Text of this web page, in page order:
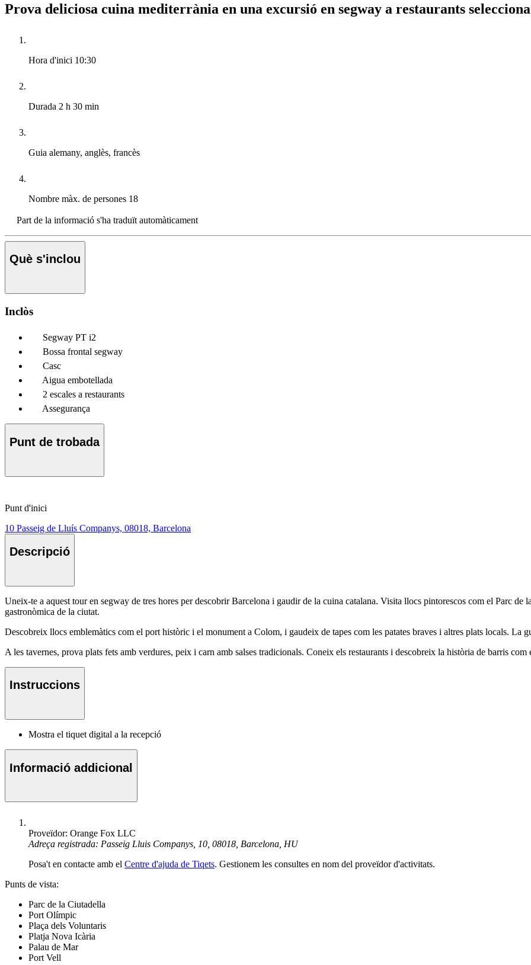
Prova deliciosa cuina mediterrània en una excursió en segway a restaurants
Hora d'inici 10:30
Durada 2 h 30 min
Guia alemany, anglès, francès
Nombre màx. de persones 18
Part de la informació s'ha traduït automàticament
Què s'inclou
Inclòs
Segway PT i2
Bossa frontal segway
Casc
Aigua embotellada
2 escales a restaurants
Assegurança
Punt de trobada
Punt d'inici
10 Passeig de Lluís Companys, 08018, Barcelona
Descripció
Uneix-te a aquest tour en segway de tres hores per descobrir Barcelona i gaudir de la cuina catalana. Visita llocs pintorescos com el Parc
gastronòmica de la ciutat.
Descobreix llocs emblemàtics com el port històric i el monument a Colom, i gaudeix de tapes com les patates braves i altres plats locals. La
A les tavernes, prova plats fets amb verdures, peix i carn amb salses tradicionals. Coneix els restaurants i descobreix la història de barris
Instruccions
Mostra el tiquet digital a la recepció
Informació addicional
Proveïdor: Orange Fox LLC
Adreça registrada: Passeig Lluis Companys, 10, 08018, Barcelona, HU
Posa't en contacte amb el Centre d'ajuda de Tiqets. Gestionem les consultes en nom del proveïdor d'activitats.
Punts de vista:
Parc de la Ciutadella
Port Olímpic
Plaça dels Voluntaris
Platja Nova Icària
Palau de Mar
Port Vell